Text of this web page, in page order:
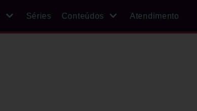
Séries Conteúdos Atendimento